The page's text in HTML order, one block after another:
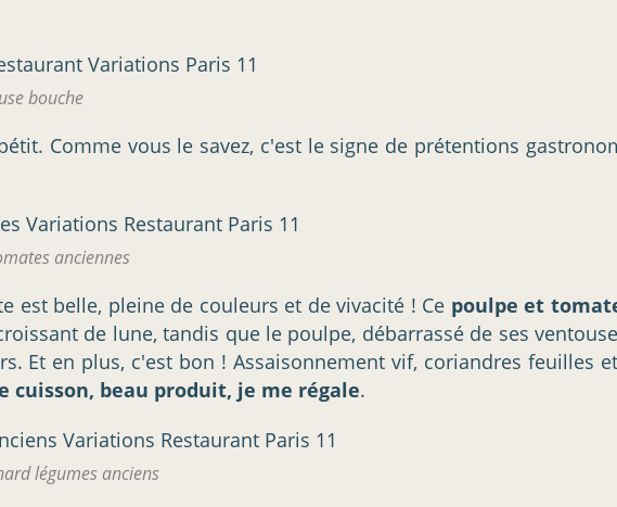
bouche
Comme vous le savez, c'est le signe de prétentions
anciennes
est belle, pleine de couleurs et de vivacité ! Ce poulpe et
de lune, tandis que le poulpe, débarrassé de ses
Et en plus, c'est bon ! Assaisonnement vif, coriandres feuilles
cuisson, beau produit, je me régale.
légumes anciens